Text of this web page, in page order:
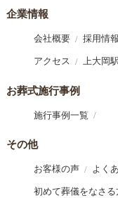
企業情報
会社概要 採用情報
アクセス 上大岡
お葬式施行事例
施行事例一覧
その他
お客様の声 よく
初めて葬儀をなさる